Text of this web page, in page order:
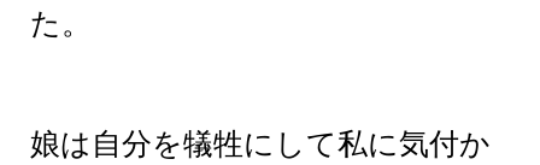
た。
娘は自分を犠牲にして私に気付か